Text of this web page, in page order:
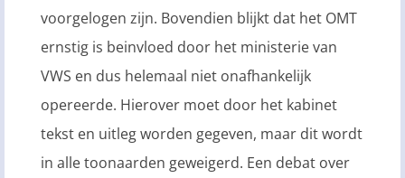
voorgelogen zijn. Bovendien blijkt dat het OMT
ernstig is beinvloed door het ministerie van
VWS en dus helemaal niet onafhankelijk
opereerde. Hierover moet door het kabinet
tekst en uitleg worden gegeven, maar dit wordt
in alle toonaarden geweigerd. Een debat over